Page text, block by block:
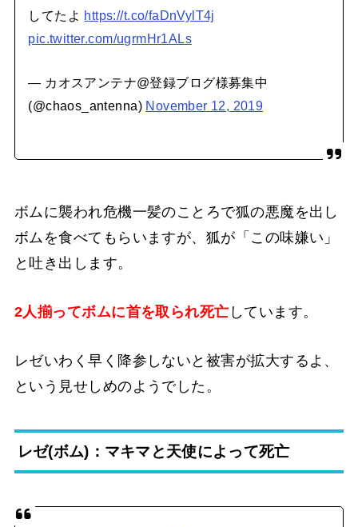
してたよ https://t.co/faDnVylT4j
pic.twitter.com/ugrmHr1ALs
— カオスアンテナ@登録ブログ様募集中
(@chaos_antenna) November 12, 2019
ボムに襲われ危機一髪のことろで狐の悪魔を出し
ボムを食べてもらいますが、狐が「この味嫌い」
と吐き出します。
2人揃ってボムに首を取られ死亡 しています。
レゼいわく早く降参しないと被害が拡大するよ、
という見せしめのようでした。
レゼ(ボム)：マキマと天使によって死亡